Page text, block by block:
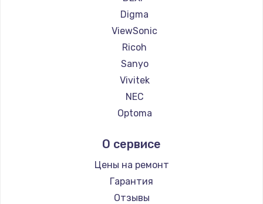
Digma
ViewSonic
Ricoh
Sanyo
Vivitek
NEC
Optoma
Infocus
Barco
Xgimi
Canon
О сервисе
Цены на ремонт
Гарантия
Отзывы